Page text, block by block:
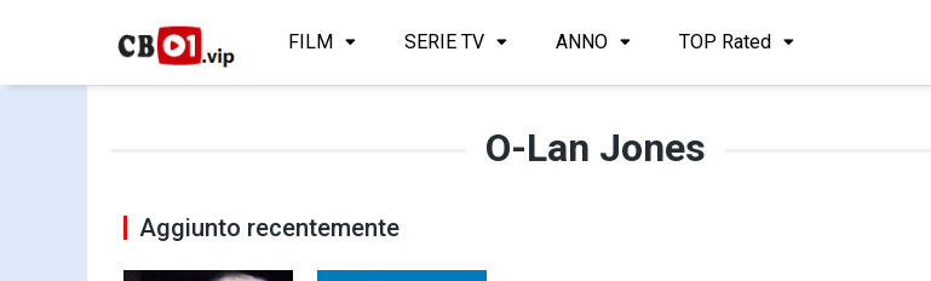
FILM SERIE TV ANNO TOP Rated
O-Lan Jones
Aggiunto recentemente